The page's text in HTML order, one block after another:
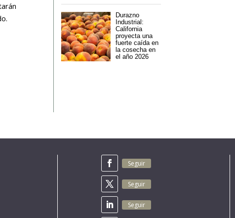
Durazno
Industrial:
California
proyecta una
fuerte caída en
la cosecha en
el año 2026
Seguir
Seguir
Seguir